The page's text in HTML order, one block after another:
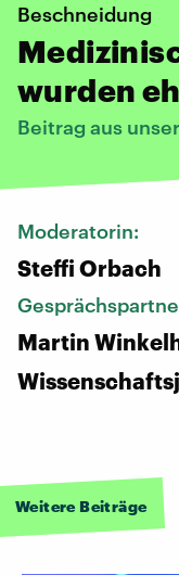
Beschneidung
wurden
Beitrag aus
Moderatorin:
Steffi Orbach
Martin
Weitere Beiträge